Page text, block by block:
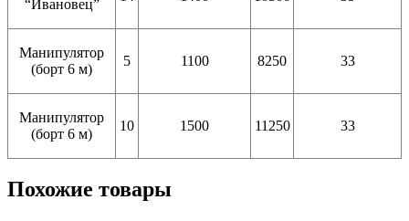
“Ивановец”
Манипулятор
(борт 6 м)
5 1100 8250 33
Манипулятор
(борт 6 м)
10 1500 11250 33
Похожие товары